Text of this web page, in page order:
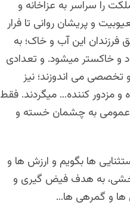
را سراسر به عزاخانه و
و پریشان روانی تا فرار
فرزندان این آب و خاک؛ به
و خاکستر میشود. و تعدادی
تخصصی می اندوزند؛ نیز
مزدور کننده… میگردند. فقط
عمومی به چشمان خسته و
ها بگویم و ارزش ها و
به هدف فیض گیری و
ها و گمرهی ها…